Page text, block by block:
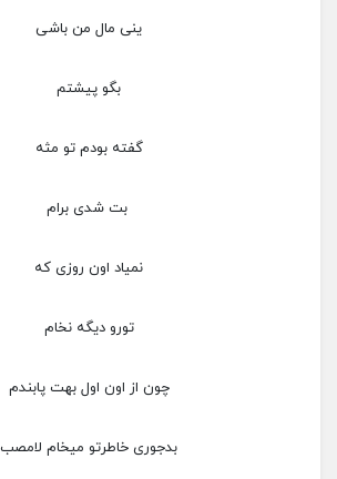
ینی مال من باشی
بگو پیشتم
گفته بودم تو مثه
بت شدی برام
نمیاد اون روزی که
تورو دیگه نخام
چون از اون اول بهت پابندم
بدجوری خاطرتو میخام لامصب